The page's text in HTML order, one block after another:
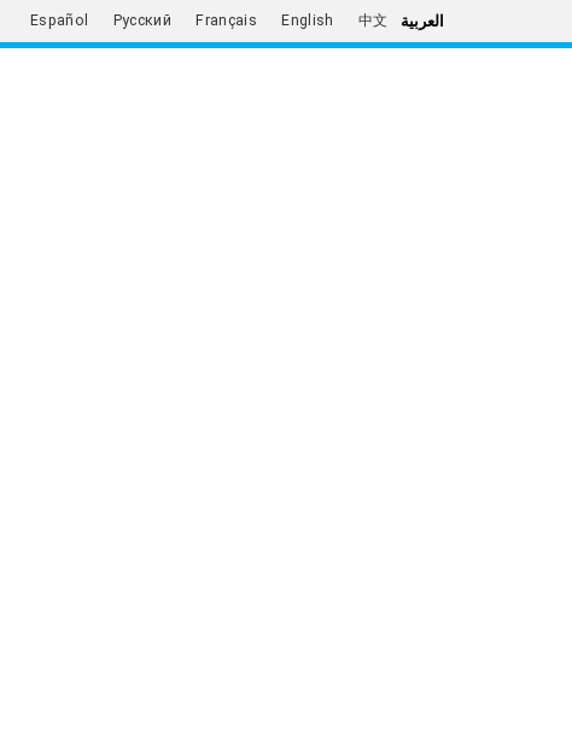
العربية 中文
English
Français
Русский
Español